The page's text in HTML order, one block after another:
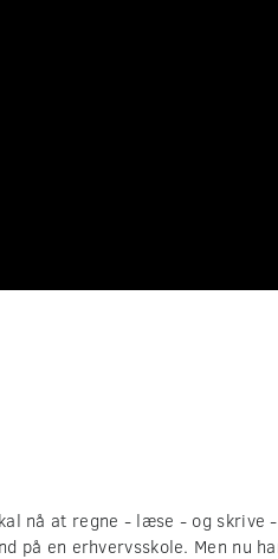
nå at regne - læse - og skrive
på en erhvervsskole. Men nu